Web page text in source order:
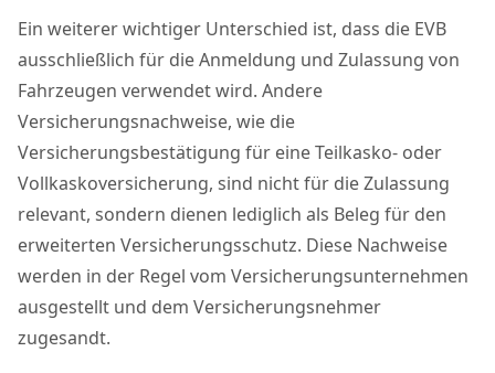
Ein weiterer wichtiger Unterschied ist, dass die EVB
ausschließlich für die Anmeldung und Zulassung von
Fahrzeugen verwendet wird. Andere
Versicherungsnachweise, wie die
Versicherungsbestätigung für eine Teilkasko- oder
Vollkaskoversicherung, sind nicht für die Zulassung
relevant, sondern dienen lediglich als Beleg für den
erweiterten Versicherungsschutz. Diese Nachweise
werden in der Regel vom Versicherungsunternehmen
ausgestellt und dem Versicherungsnehmer
zugesandt.